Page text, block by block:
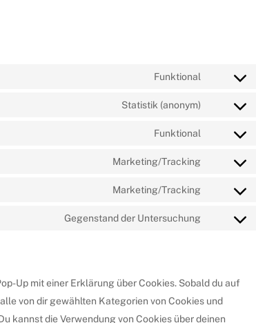
Funktional
Statistik (anonym)
Funktional
Marketing/Tracking
Marketing/Tracking
Gegenstand der Untersuchung
Up mit einer Erklärung über Cookies. Sobald du auf
von dir gewählten Kategorien von Cookies und
kannst die Verwendung von Cookies über deinen